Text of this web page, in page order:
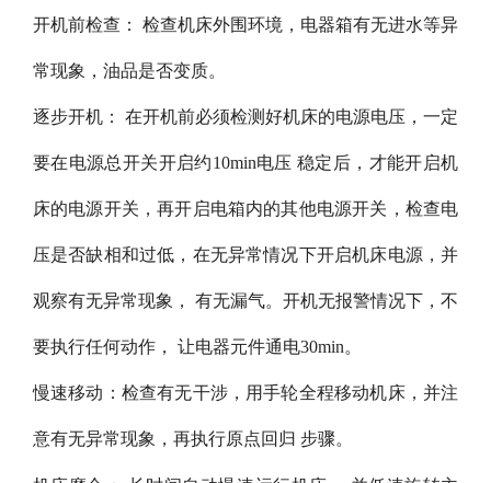
开机前检查： 检查机床外围环境，电器箱有无进水等异
常现象，油品是否变质。
逐步开机： 在开机前必须检测好机床的电源电压，一定
要在电源总开关开启约10min电压 稳定后，才能开启机
床的电源开关，再开启电箱内的其他电源开关，检查电
压是否缺相和过低，在无异常情况下开启机床电源，并
观察有无异常现象， 有无漏气。开机无报警情况下，不
要执行任何动作， 让电器元件通电30min。
慢速移动：检查有无干涉，用手轮全程移动机床，并注
意有无异常现象，再执行原点回归 步骤。